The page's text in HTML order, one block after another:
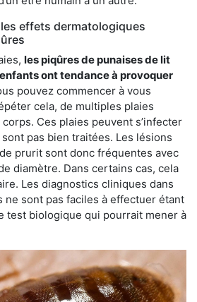
effets dermatologiques
les piqûres de punaises de lit
ont tendance à provoquer
pouvez commencer à vous
cela, de multiples plaies
Ces plaies peuvent s’infecter
pas bien traitées. Les lésions
prurit sont donc fréquentes avec
diamètre. Dans certains cas, cela
Les diagnostics cliniques dans
ne sont pas faciles à effectuer étant
test biologique qui pourrait mener à